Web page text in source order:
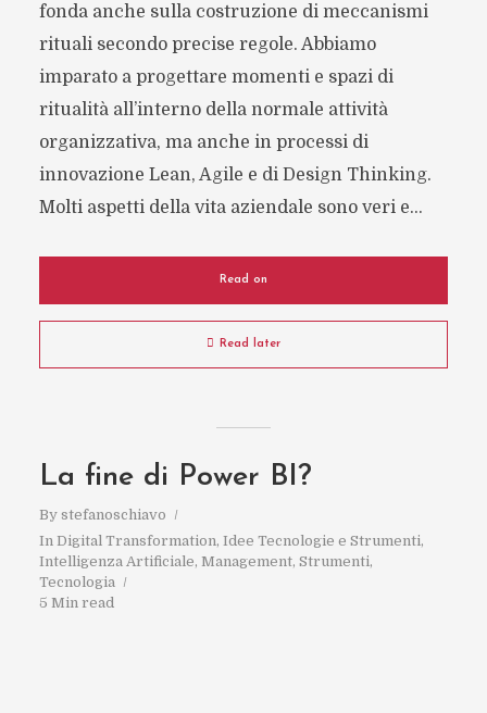
fonda anche sulla costruzione di meccanismi
rituali secondo precise regole. Abbiamo
imparato a progettare momenti e spazi di
ritualità all’interno della normale attività
organizzativa, ma anche in processi di
innovazione Lean, Agile e di Design Thinking.
Molti aspetti della vita aziendale sono veri e...
Read on
Read later
La fine di Power BI?
By stefanoschiavo
In Digital Transformation, Idee Tecnologie e Strumenti,
Intelligenza Artificiale, Management, Strumenti,
Tecnologia
5 Min read